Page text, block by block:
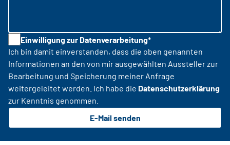
Einwilligung zur Datenverarbeitung*
Ich bin damit einverstanden, dass die oben genannten
Informationen an den von mir ausgewählten Aussteller zur
Bearbeitung und Speicherung meiner Anfrage
weitergeleitet werden. Ich habe die Datenschutzerklärung
zur Kenntnis genommen.
E-Mail senden